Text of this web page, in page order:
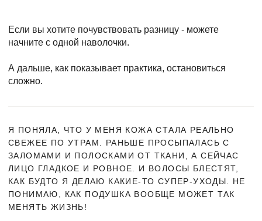
Если вы хотите почувствовать разницу - можете
начните с одной наволочки.
А дальше, как показывает практика, остановиться
сложно.
Я ПОНЯЛА, ЧТО У МЕНЯ КОЖА СТАЛА РЕАЛЬНО
СВЕЖЕЕ ПО УТРАМ. РАНЬШЕ ПРОСЫПАЛАСЬ С
ЗАЛОМАМИ И ПОЛОСКАМИ ОТ ТКАНИ, А СЕЙЧАС
ЛИЦО ГЛАДКОЕ И РОВНОЕ. И ВОЛОСЫ БЛЕСТЯТ,
КАК БУДТО Я ДЕЛАЮ КАКИЕ-ТО СУПЕР-УХОДЫ. НЕ
ПОНИМАЮ, КАК ПОДУШКА ВООБЩЕ МОЖЕТ ТАК
МЕНЯТЬ ЖИЗНЬ!